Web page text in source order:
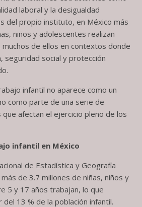
laboral y la desigualdad
del propio instituto, en México más
niños y adolescentes realizan
de ellos en contextos donde
seguridad social y protección
infantil no aparece como un
como parte de una serie de
que afectan el ejercicio pleno de los
infantil en México
de Estadística y Geografía
de 3.7 millones de niñas, niños y
5 y 17 años trabajan, lo que
13 % de la población infantil.